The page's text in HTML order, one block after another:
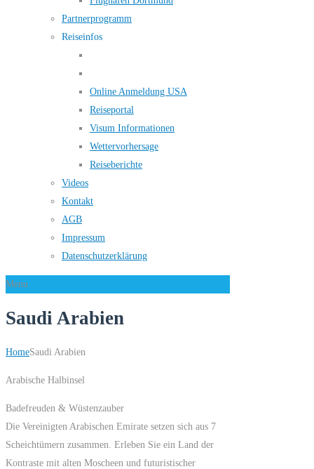
Partnerprogramm
Reiseinfos
Online Anmeldung USA
Reiseportal
Visum Informationen
Wettervorhersage
Reiseberichte
Videos
Kontakt
AGB
Impressum
Datenschutzerklärung
Menu
Saudi Arabien
HomeSaudi Arabien
Arabische Halbinsel
Badefreuden & Wüstenzauber
Die Vereinigten Arabischen Emirate setzen sich aus 7
Scheichtümern zusammen. Erleben Sie ein Land der
Kontraste mit alten Moscheen und futuristischer